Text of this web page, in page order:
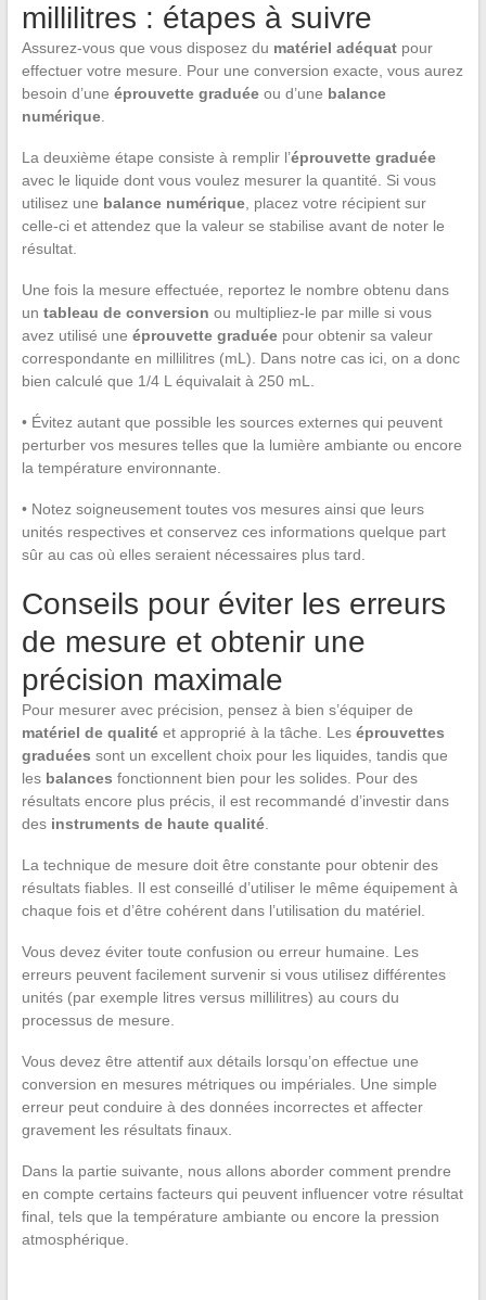
millilitres : étapes à suivre
Assurez-vous que vous disposez du matériel adéquatpour
effectuer votre mesure. Pour une conversion exacte, vous aurez
besoin d’une éprouvette graduéeou d’une balance
numérique.
La deuxième étape consiste à remplir l’éprouvette graduée
avec le liquide dont vous voulez mesurer la quantité. Si vous
utilisez une balance numérique, placez votre récipient sur
celle-ci et attendez que la valeur se stabilise avant de noter le
résultat.
Une fois la mesure effectuée, reportez le nombre obtenu dans
un tableau de conversion ou multipliez-le par mille si vous
avez utilisé une éprouvette graduéepour obtenir sa valeur
correspondante en millilitres (mL). Dans notre cas ici, on a donc
bien calculé que 1/4 L équivalait à 250 mL.
• Évitez autant que possible les sources externes qui peuvent
perturber vos mesures telles que la lumière ambiante ou encore
la température environnante.
• Notez soigneusement toutes vos mesures ainsi que leurs
unités respectives et conservez ces informations quelque part
sûr au cas où elles seraient nécessaires plus tard.
Conseils pour éviter les erreurs
de mesure et obtenir une
précision maximale
Pour mesurer avec précision, pensez à bien s’équiper de
matériel de qualitéet approprié à la tâche. Les éprouvettes
graduées sont un excellent choix pour les liquides, tandis que
les balances fonctionnent bien pour les solides. Pour des
résultats encore plus précis, il est recommandé d’investir dans
des instruments de haute qualité.
La technique de mesure doit être constante pour obtenir des
résultats fiables. Il est conseillé d’utiliser le même équipement à
chaque fois et d’être cohérent dans l’utilisation du matériel.
Vous devez éviter toute confusion ou erreur humaine. Les
erreurs peuvent facilement survenir si vous utilisez différentes
unités (par exemple litres versus millilitres) au cours du
processus de mesure.
Vous devez être attentif aux détails lorsqu’on effectue une
conversion en mesures métriques ou impériales. Une simple
erreur peut conduire à des données incorrectes et affecter
gravement les résultats finaux.
Dans la partie suivante, nous allons aborder comment prendre
en compte certains facteurs qui peuvent influencer votre résultat
final, tels que la température ambiante ou encore la pression
atmosphérique.